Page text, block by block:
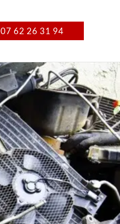
07 62 26 31 94